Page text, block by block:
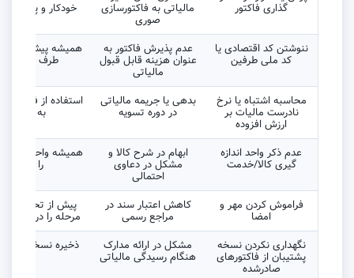
گذاری فاکتور مالیاتی به فاکتورسازی
صوری
خودکار و پیوسته
ننوشتن کد اقتصادی یا
کد ملی طرفین
عدم پذیرش فاکتور به
عنوان هزینه قابل قبول
مالیاتی
همیشه پیش از
طرف معامله
محاسبه اشتباه یا نرخ
نادرست مالیات بر
ارزش افزوده
بدهی یا جریمه مالیاتی
در دوره تسویه
استفاده از فرمول
به روز
عدم ذکر واحد اندازه
گیری کالا/خدمت
ابهام در شرح کالا و
مشکل در دعاوی
احتمالی
همیشه واحد
را کنار
فراموش کردن مهر و
امضا
کاهش اعتبار سند در
مراجع رسمی
پیش از تحویل
مرحله را در چک
نگهداری نکردن نسخه
پشتیبان از فاکتورهای
صادرشده
مشکل در ارائه مدارک
هنگام رسیدگی مالیاتی